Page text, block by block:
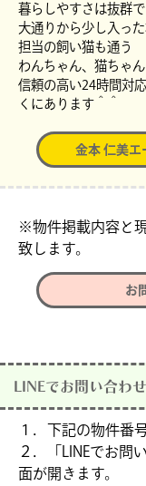
暮らしやすさは抜群
大通りから少し入っ
担当の飼い猫も通う
わんちゃん、猫ちゃ
信頼の高い24時間対
くにあります＾＾
金本 仁美エ
※物件掲載内容と
致します。
お
LINEでお問い合わせ
１．下記の物件番
２．「LINEでお問
面が開きます。